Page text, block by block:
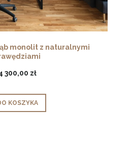
monolit z naturalnymi
300,00 zł
KOSZYKA